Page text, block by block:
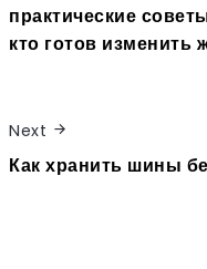
практические
кто готов изменить
Next
Как хранить шины